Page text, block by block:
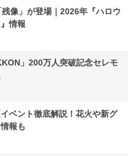
像」が登場｜2026年『ハロウ
情報
」200万人突破記念セレモ
ベント徹底解説！花火や新グ
報も